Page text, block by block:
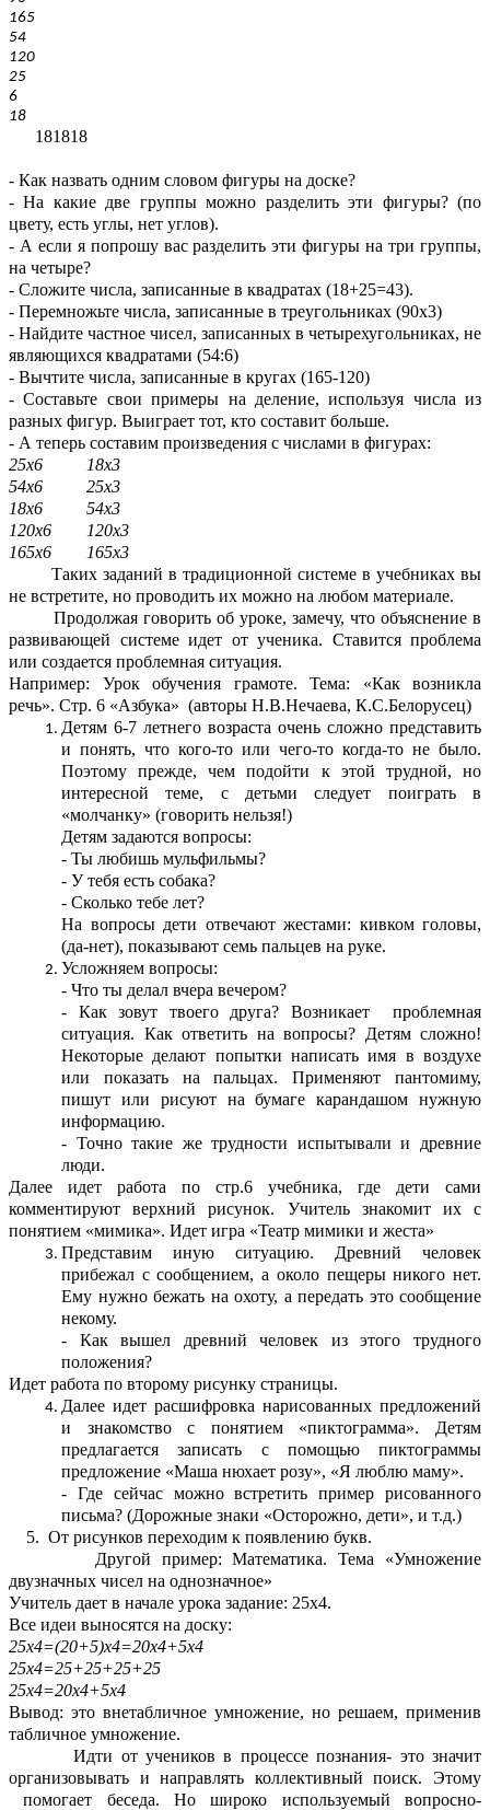
165
54
120
25
6
18
181818
- Как назвать одним словом фигуры на доске?
- На какие две группы можно разделить эти фигуры? (по
цвету, есть углы, нет углов).
- А если я попрошу вас разделить эти фигуры на три группы,
на четыре?
- Сложите числа, записанные в квадратах (18+25=43).
- Перемножьте числа, записанные в треугольниках (90х3)
- Найдите частное чисел, записанных в четырехугольниках, не
являющихся квадратами (54:6)
- Вычтите числа, записанные в кругах (165-120)
- Составьте свои примеры на деление, используя числа из
разных фигур. Выиграет тот, кто составит больше.
- А теперь составим произведения с числами в фигурах:
25х6 18х3
54х6 25х3
18х6 54х3
120х6 120х3
165х6 165х3
Таких заданий в традиционной системе в учебниках вы
не встретите, но проводить их можно на любом материале.
Продолжая говорить об уроке, замечу, что объяснение в
развивающей системе идет от ученика. Ставится проблема
или создается проблемная ситуация.
Например: Урок обучения грамоте. Тема: «Как возникла
речь». Стр. 6 «Азбука» (авторы Н.В.Нечаева, К.С.Белорусец)
Детям 6-7 летнего возраста очень сложно представить
и понять, что кого-то или чего-то когда-то не было.
Поэтому прежде, чем подойти к этой трудной, но
интересной теме, с детьми следует поиграть в
«молчанку» (говорить нельзя!)
Детям задаются вопросы:
- Ты любишь мульфильмы?
- У тебя есть собака?
- Сколько тебе лет?
На вопросы дети отвечают жестами: кивком головы,
(да-нет), показывают семь пальцев на руке.
Усложняем вопросы:
- Что ты делал вчера вечером?
- Как зовут твоего друга? Возникает проблемная
ситуация. Как ответить на вопросы? Детям сложно!
Некоторые делают попытки написать имя в воздухе
или показать на пальцах. Применяют пантомиму,
пишут или рисуют на бумаге карандашом нужную
информацию.
- Точно такие же трудности испытывали и древние
люди.
Далее идет работа по стр.6 учебника, где дети сами
комментируют верхний рисунок. Учитель знакомит их с
понятием «мимика». Идет игра «Театр мимики и жеста»
Представим иную ситуацию. Древний человек
прибежал с сообщением, а около пещеры никого нет.
Ему нужно бежать на охоту, а передать это сообщение
некому.
- Как вышел древний человек из этого трудного
положения?
Идет работа по второму рисунку страницы.
Далее идет расшифровка нарисованных предложений
и знакомство с понятием «пиктограмма». Детям
предлагается записать с помощью пиктограммы
предложение «Маша нюхает розу», «Я люблю маму».
- Где сейчас можно встретить пример рисованного
письма? (Дорожные знаки «Осторожно, дети», и т.д.)
5. От рисунков переходим к появлению букв.
Другой пример: Математика. Тема «Умножение
двузначных чисел на однозначное»
Учитель дает в начале урока задание: 25х4.
Все идеи выносятся на доску:
25х4=(20+5)х4=20х4+5х4
25х4=25+25+25+25
25х4=20х4+5х4
Вывод: это внетабличное умножение, но решаем, применив
табличное умножение.
Идти от учеников в процессе познания- это значит
организовывать и направлять коллективный поиск. Этому
помогает беседа. Но широко используемый вопросно-